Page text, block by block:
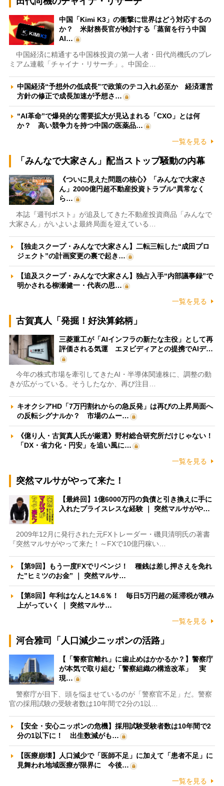
中国「Kimi K3」の衝撃に世界はどう対応するの
か？ 米財務長官が検討する「蒸留を行う中国
AI…
中国経済に精通する中国株投資の第一人者・田代尚機氏のプレ
ミアム連載「チャイナ・リサーチ」。中国企…
中国経済“予想外の低成長”で政策のテコ入れ必至か 経済運営
方針の修正で成長加速が予想さ…
“AI革命”で爆発的な需要拡大が見込まれる「CXO」とは何
か？ 高い競争力を持つ中国の医薬品…
一覧を見る
「みんなで大家さん」配当ストップ騒動の内幕
《ついに見えた問題の核心》「みんなで大家さ
ん」2000億円超不動産投資トラブル“異常なく
ら…
本誌『週刊ポスト』が追及してきた不動産投資商品「みんなで
大家さん」がいよいよ最終局面を迎えている…
【独走スクープ・みんなで大家さん】二転三転した“成田プロ
ジェクト”の計画変更の裏で起き…
【追及スクープ・みんなで大家さん】独占入手“内部議事録”で
明かされる柳瀬健一・代表の思…
一覧を見る
古賀真人「発掘！好決算銘柄」
三菱重工が「AIインフラの新たな主役」として再
評価される気運 エヌビディアとの提携でAIデ…
今年の株式市場を牽引してきたAI・半導体関連株に、調整の動
きが広がっている。そうしたなか、再び注目…
キオクシアHD「7万円割れからの急反発」は再びの上昇局面へ
の反転シグナルか？ 市場のムー…
《億り人・古賀真人氏が厳選》野村総合研究所だけじゃない！
「DX・省力化・円安」を追い風に…
一覧を見る
突然マルサがやって来た！
【最終回】1億6000万円の負債と引き換えに手に
入れたプライスレスな経験 ｜ 突然マルサがや…
2009年12月に発行された元FXトレーダー・磯貝清明氏の著書
『突然マルサがやって来た！～FXで10億円稼い…
【第9回】もう一度FXでリベンジ！ 種銭は差し押さえを免れ
た”ヒミツのお金” ｜ 突然マルサ…
【第8回】年利はなんと14.6％！ 毎日5万円超の延滞税が積み
上がっていく ｜ 突然マルサ…
一覧を見る
河合雅司「人口減少ニッポンの活路」
【「警察官離れ」に歯止めはかかるか？】警察庁
が本気で取り組む「警察組織の構造改革」 実
現…
警察庁が目下、頭を悩ませているのが「警察官不足」だ。警察
官の採用試験の受験者数は10年間で2分の1以…
【安全・安心ニッポンの危機】採用試験受験者数は10年間で2
分の1以下に！ 出生数減がも…
【医療崩壊】人口減少で「医師不足」に加えて「患者不足」に
見舞われ地域医療が限界に 今後…
一覧を見る